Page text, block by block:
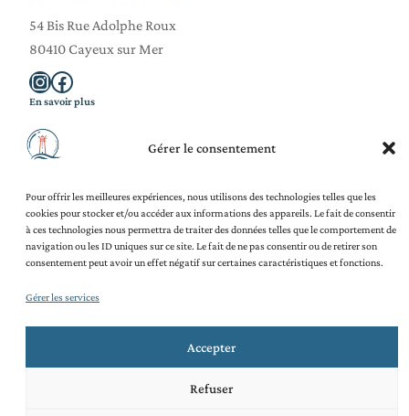
Gérer le consentement
Pour offrir les meilleures expériences, nous utilisons des technologies telles que les
cookies pour stocker et/ou accéder aux informations des appareils. Le fait de consentir
à ces technologies nous permettra de traiter des données telles que le comportement de
navigation ou les ID uniques sur ce site. Le fait de ne pas consentir ou de retirer son
consentement peut avoir un effet négatif sur certaines caractéristiques et fonctions.
Gérer les services
Accepter
Refuser
54 Bis Rue Adolphe Roux
80410 Cayeux sur Mer
InstagramFacebook
En savoir plus
La Savonnerie
Blog
Ateliers Adultes
Team Building
Contact
Légal et juridique
Mentions légales
Politique de cookies (UE)
CGU